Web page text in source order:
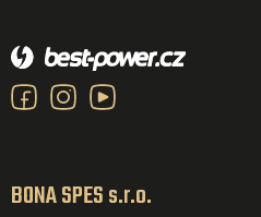
á
a
BONA SPES s.r.o.